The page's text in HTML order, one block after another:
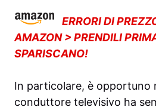
ERRORI DI
AMAZON > PRENDILI
SPARISCANO!
In particolare, è opportuno
conduttore televisivo ha